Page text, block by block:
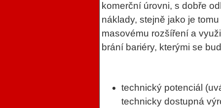
komerční úrovni, s dobře
náklady, stejně jako je
masovému rozšíření a
brání bariéry, kterými se
technický potenciál
technicky dostupná